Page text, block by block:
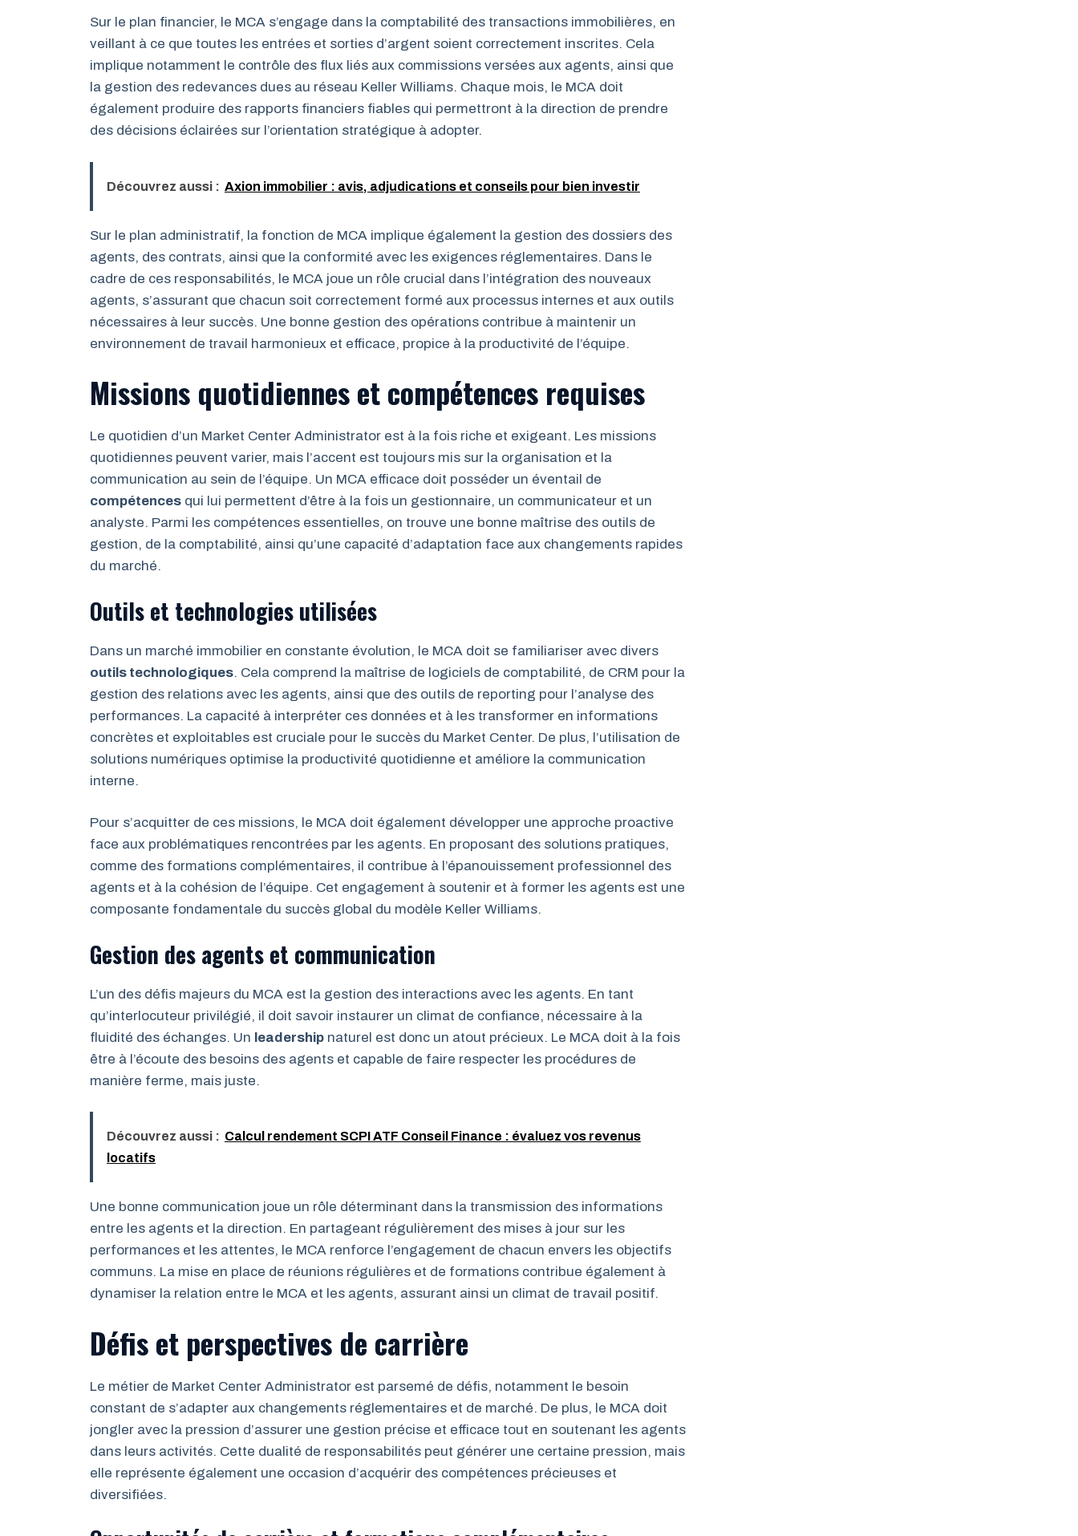
Sur le plan financier, le MCA s’engage dans la comptabilité des transactions immobilières, en
veillant à ce que toutes les entrées et sorties d’argent soient correctement inscrites. Cela
implique notamment le contrôle des flux liés aux commissions versées aux agents, ainsi que
la gestion des redevances dues au réseau Keller Williams. Chaque mois, le MCA doit
également produire des rapports financiers fiables qui permettront à la direction de prendre
des décisions éclairées sur l’orientation stratégique à adopter.
Découvrez aussi : Axion immobilier : avis, adjudications et conseils pour bien investir
Sur le plan administratif, la fonction de MCA implique également la gestion des dossiers des
agents, des contrats, ainsi que la conformité avec les exigences réglementaires. Dans le
cadre de ces responsabilités, le MCA joue un rôle crucial dans l’intégration des nouveaux
agents, s’assurant que chacun soit correctement formé aux processus internes et aux outils
nécessaires à leur succès. Une bonne gestion des opérations contribue à maintenir un
environnement de travail harmonieux et efficace, propice à la productivité de l’équipe.
Missions quotidiennes et compétences requises
Le quotidien d’un Market Center Administrator est à la fois riche et exigeant. Les missions
quotidiennes peuvent varier, mais l’accent est toujours mis sur la organisation et la
communication au sein de l’équipe. Un MCA efficace doit posséder un éventail de
compétences qui lui permettent d’être à la fois un gestionnaire, un communicateur et un
analyste. Parmi les compétences essentielles, on trouve une bonne maîtrise des outils de
gestion, de la comptabilité, ainsi qu’une capacité d’adaptation face aux changements rapides
du marché.
Outils et technologies utilisées
Dans un marché immobilier en constante évolution, le MCA doit se familiariser avec divers
outils technologiques. Cela comprend la maîtrise de logiciels de comptabilité, de CRM pour la
gestion des relations avec les agents, ainsi que des outils de reporting pour l’analyse des
performances. La capacité à interpréter ces données et à les transformer en informations
concrètes et exploitables est cruciale pour le succès du Market Center. De plus, l’utilisation de
solutions numériques optimise la productivité quotidienne et améliore la communication
interne.
Pour s’acquitter de ces missions, le MCA doit également développer une approche proactive
face aux problématiques rencontrées par les agents. En proposant des solutions pratiques,
comme des formations complémentaires, il contribue à l’épanouissement professionnel des
agents et à la cohésion de l’équipe. Cet engagement à soutenir et à former les agents est une
composante fondamentale du succès global du modèle Keller Williams.
Gestion des agents et communication
L’un des défis majeurs du MCA est la gestion des interactions avec les agents. En tant
qu’interlocuteur privilégié, il doit savoir instaurer un climat de confiance, nécessaire à la
fluidité des échanges. Un leadership naturel est donc un atout précieux. Le MCA doit à la fois
être à l’écoute des besoins des agents et capable de faire respecter les procédures de
manière ferme, mais juste.
Découvrez aussi : Calcul rendement SCPI ATF Conseil Finance : évaluez vos revenus
locatifs
Une bonne communication joue un rôle déterminant dans la transmission des informations
entre les agents et la direction. En partageant régulièrement des mises à jour sur les
performances et les attentes, le MCA renforce l’engagement de chacun envers les objectifs
communs. La mise en place de réunions régulières et de formations contribue également à
dynamiser la relation entre le MCA et les agents, assurant ainsi un climat de travail positif.
Défis et perspectives de carrière
Le métier de Market Center Administrator est parsemé de défis, notamment le besoin
constant de s’adapter aux changements réglementaires et de marché. De plus, le MCA doit
jongler avec la pression d’assurer une gestion précise et efficace tout en soutenant les agents
dans leurs activités. Cette dualité de responsabilités peut générer une certaine pression, mais
elle représente également une occasion d’acquérir des compétences précieuses et
diversifiées.